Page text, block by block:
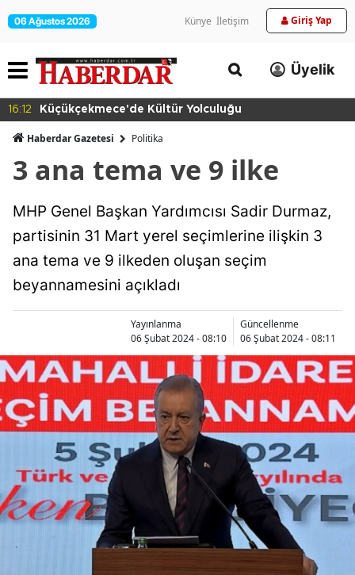
06 Ağustos 2026 Künye İletişim Giriş Yap
Üyelik
16:12 Küçükçekmece'de Kültür Yolculuğu
Haberdar Gazetesi Politika
3 ana tema ve 9 ilke
MHP Genel Başkan Yardımcısı Sadir Durmaz,
partisinin 31 Mart yerel seçimlerine ilişkin 3
ana tema ve 9 ilkeden oluşan seçim
beyannamesini açıkladı
Yayınlanma
06 Şubat 2024 - 08:10
Güncellenme
06 Şubat 2024 - 08:11